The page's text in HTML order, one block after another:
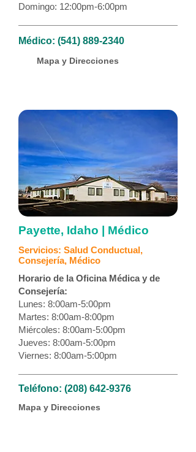
Domingo: 12:00pm-6:00pm
Médico: (541) 889-2340
Mapa y Direcciones
Payette, Idaho | Médico
Servicios: Salud Conductual,
Consejería, Médico
Horario de la Oficina Médica y de
Consejería:
Lunes: 8:00am-5:00pm
Martes: 8:00am-8:00pm
Miércoles: 8:00am-5:00pm
Jueves: 8:00am-5:00pm
Viernes: 8:00am-5:00pm
Teléfono: (208) 642-9376
Mapa y Direcciones